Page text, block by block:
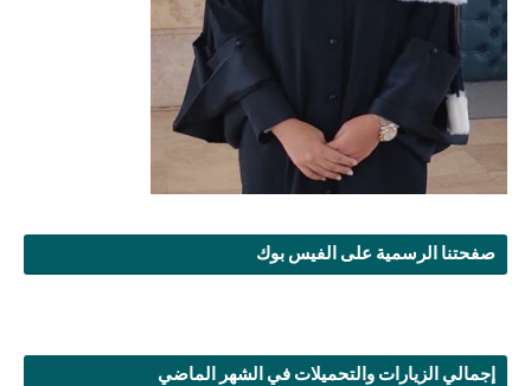
صفحتنا الرسمية على الفيس بوك
إجمالي الزيارات والتحميلات في الشهر الماضي